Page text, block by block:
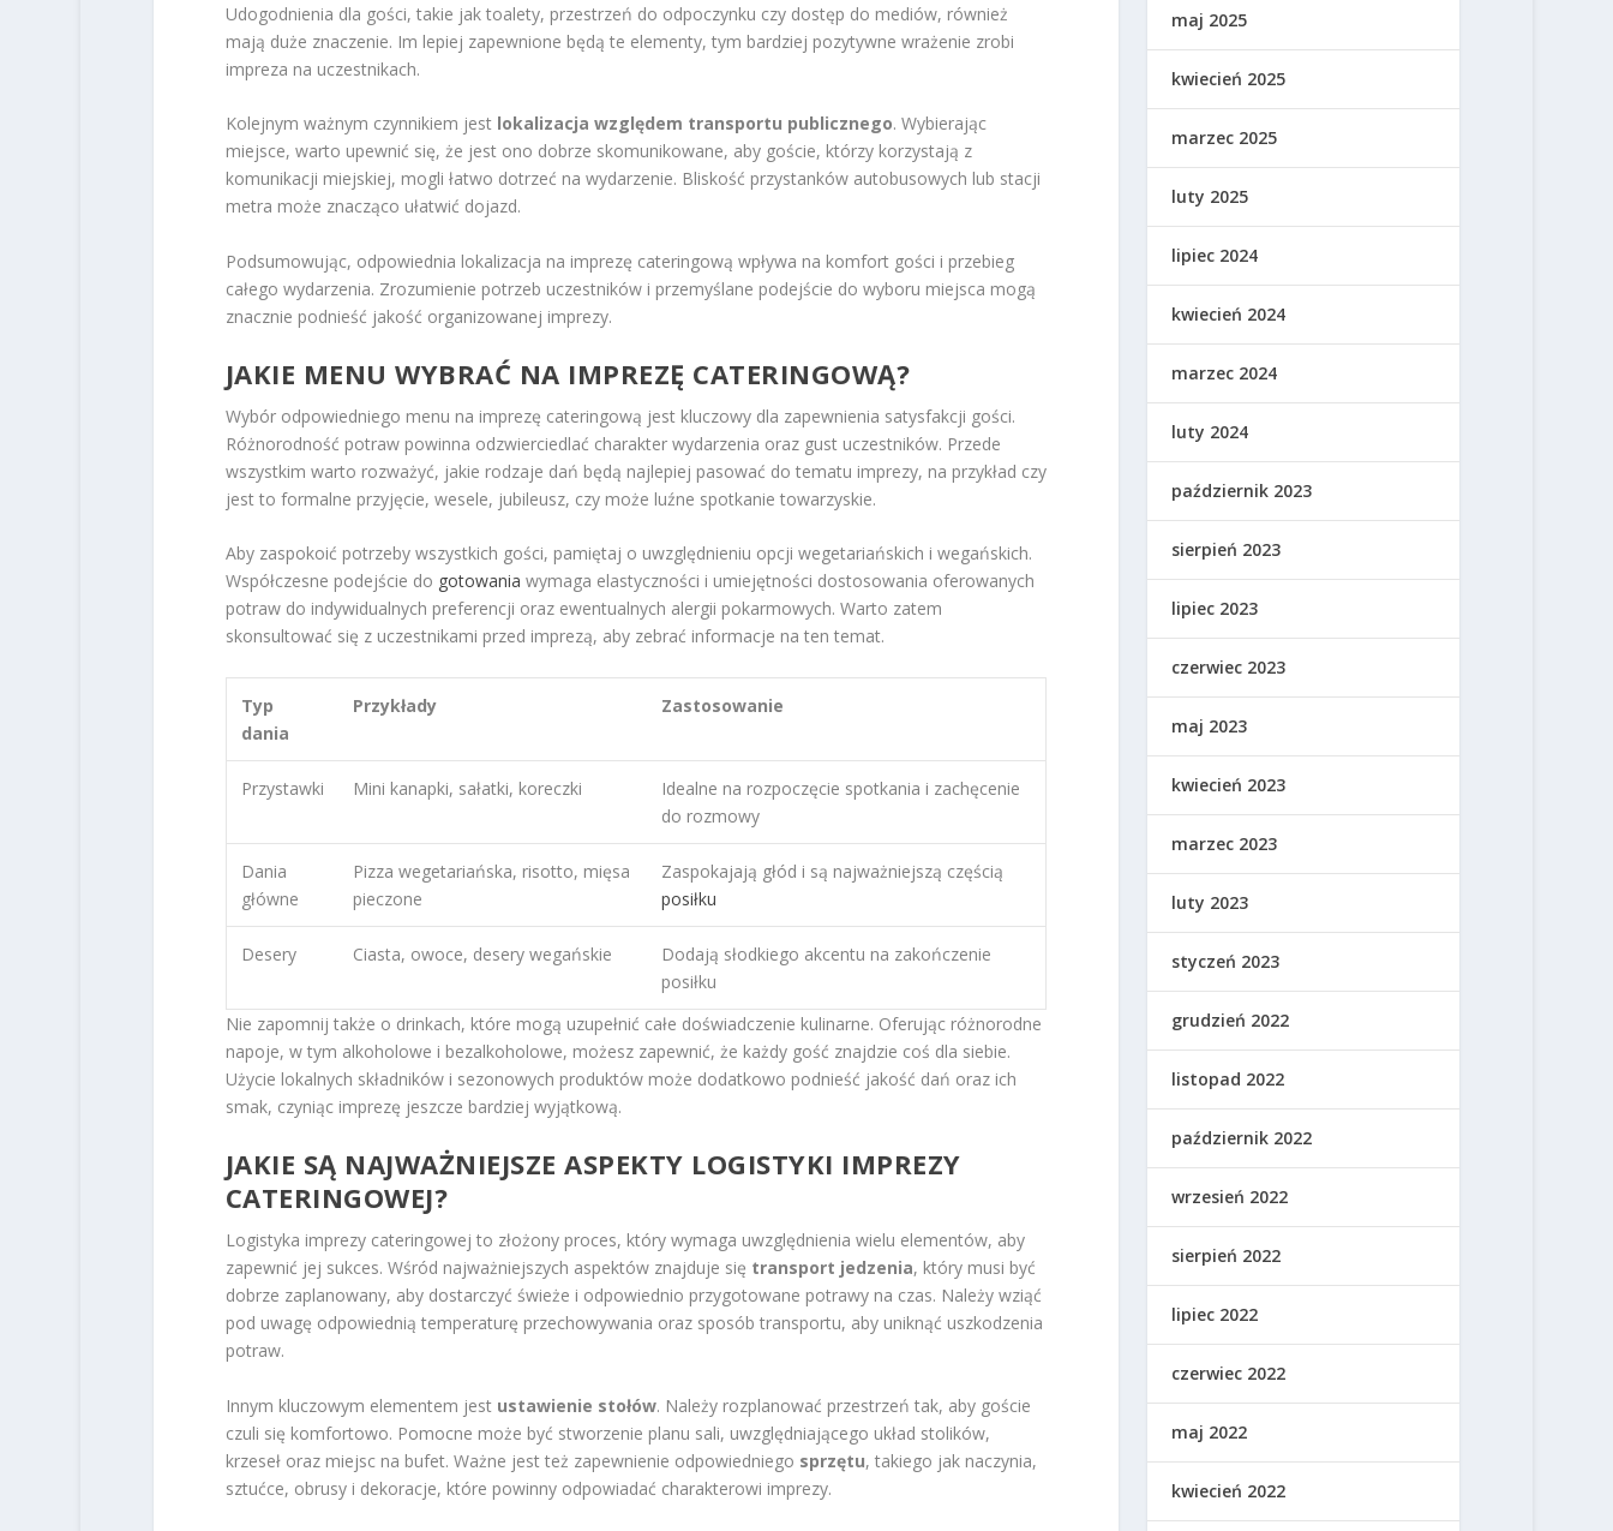
Udogodnienia dla gości, takie jak toalety, przestrzeń do odpoczynku czy dostęp do mediów, również
mają duże znaczenie. Im lepiej zapewnione będą te elementy, tym bardziej pozytywne wrażenie zrobi
impreza na uczestnikach.
Kolejnym ważnym czynnikiem jest lokalizacja względem transportu publicznego. Wybierając
miejsce, warto upewnić się, że jest ono dobrze skomunikowane, aby goście, którzy korzystają z
komunikacji miejskiej, mogli łatwo dotrzeć na wydarzenie. Bliskość przystanków autobusowych lub stacji
metra może znacząco ułatwić dojazd.
Podsumowując, odpowiednia lokalizacja na imprezę cateringową wpływa na komfort gości i przebieg
całego wydarzenia. Zrozumienie potrzeb uczestników i przemyślane podejście do wyboru miejsca mogą
znacznie podnieść jakość organizowanej imprezy.
JAKIE MENU WYBRAĆ NA IMPREZĘ CATERINGOWĄ?
Wybór odpowiedniego menu na imprezę cateringową jest kluczowy dla zapewnienia satysfakcji gości.
Różnorodność potraw powinna odzwierciedlać charakter wydarzenia oraz gust uczestników. Przede
wszystkim warto rozważyć, jakie rodzaje dań będą najlepiej pasować do tematu imprezy, na przykład czy
jest to formalne przyjęcie, wesele, jubileusz, czy może luźne spotkanie towarzyskie.
Aby zaspokoić potrzeby wszystkich gości, pamiętaj o uwzględnieniu opcji wegetariańskich i wegańskich.
Współczesne podejście do gotowania wymaga elastyczności i umiejętności dostosowania oferowanych
potraw do indywidualnych preferencji oraz ewentualnych alergii pokarmowych. Warto zatem
skonsultować się z uczestnikami przed imprezą, aby zebrać informacje na ten temat.
Typ
dania
Przykłady Zastosowanie
Przystawki Mini kanapki, sałatki, koreczki
Idealne na rozpoczęcie spotkania i zachęcenie
do rozmowy
Dania
główne
Pizza wegetariańska, risotto, mięsa
pieczone
Zaspokajają głód i są najważniejszą częścią
posiłku
Desery Ciasta, owoce, desery wegańskie
Dodają słodkiego akcentu na zakończenie
posiłku
Nie zapomnij także o drinkach, które mogą uzupełnić całe doświadczenie kulinarne. Oferując różnorodne
napoje, w tym alkoholowe i bezalkoholowe, możesz zapewnić, że każdy gość znajdzie coś dla siebie.
Użycie lokalnych składników i sezonowych produktów może dodatkowo podnieść jakość dań oraz ich
smak, czyniąc imprezę jeszcze bardziej wyjątkową.
JAKIE SĄ NAJWAŻNIEJSZE ASPEKTY LOGISTYKI IMPREZY
CATERINGOWEJ?
Logistyka imprezy cateringowej to złożony proces, który wymaga uwzględnienia wielu elementów, aby
zapewnić jej sukces. Wśród najważniejszych aspektów znajduje się transport jedzenia, który musi być
dobrze zaplanowany, aby dostarczyć świeże i odpowiednio przygotowane potrawy na czas. Należy wziąć
pod uwagę odpowiednią temperaturę przechowywania oraz sposób transportu, aby uniknąć uszkodzenia
potraw.
Innym kluczowym elementem jest ustawienie stołów. Należy rozplanować przestrzeń tak, aby goście
czuli się komfortowo. Pomocne może być stworzenie planu sali, uwzględniającego układ stolików,
krzeseł oraz miejsc na bufet. Ważne jest też zapewnienie odpowiedniego sprzętu, takiego jak naczynia,
sztućce, obrusy i dekoracje, które powinny odpowiadać charakterowi imprezy.
maj 2025
kwiecień 2025
marzec 2025
luty 2025
lipiec 2024
kwiecień 2024
marzec 2024
luty 2024
październik 2023
sierpień 2023
lipiec 2023
czerwiec 2023
maj 2023
kwiecień 2023
marzec 2023
luty 2023
styczeń 2023
grudzień 2022
listopad 2022
październik 2022
wrzesień 2022
sierpień 2022
lipiec 2022
czerwiec 2022
maj 2022
kwiecień 2022